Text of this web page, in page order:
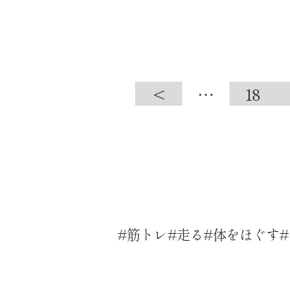
< … 18
筋トレ 走る 体をほぐす